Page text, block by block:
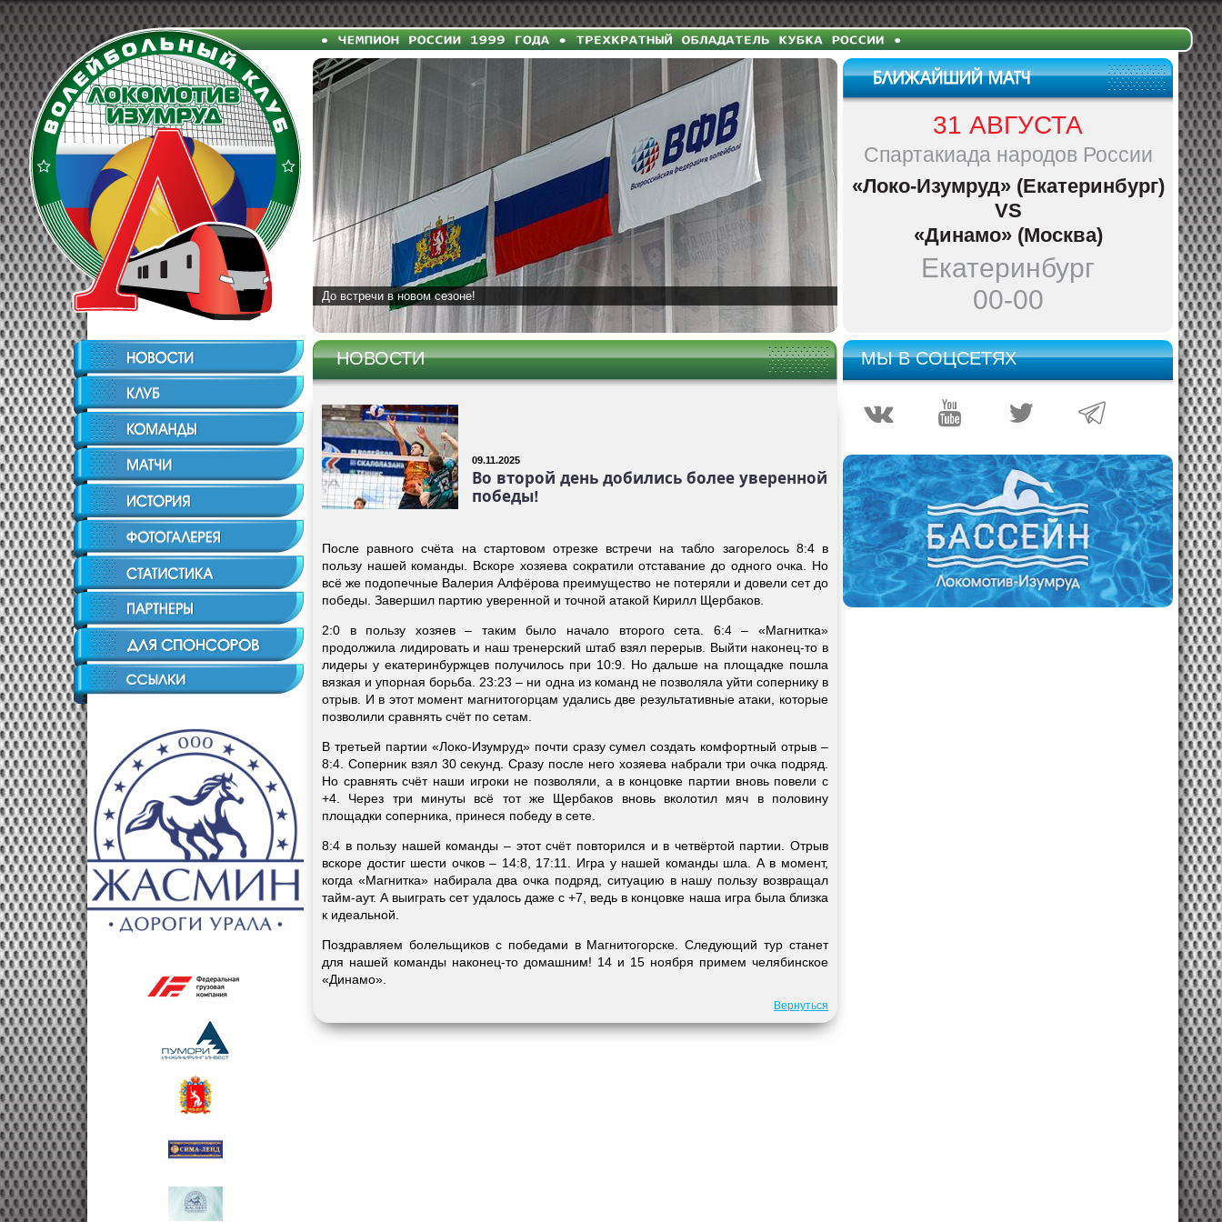
До встречи в новом сезоне!
31 АВГУСТА
Спартакиада народов России
«Локо-Изумруд» (Екатеринбург)
VS
«Динамо» (Москва)
Екатеринбург
00-00
НОВОСТИ
09.11.2025
Во второй день добились более уверенной
победы!
После равного счёта на стартовом отрезке встречи на табло загорелось 8:4 в
пользу нашей команды. Вскоре хозяева сократили отставание до одного очка. Но
всё же подопечные Валерия Алфёрова преимущество не потеряли и довели сет до
победы. Завершил партию уверенной и точной атакой Кирилл Щербаков.
2:0 в пользу хозяев – таким было начало второго сета. 6:4 – «Магнитка»
продолжила лидировать и наш тренерский штаб взял перерыв. Выйти наконец-то в
лидеры у екатеринбуржцев получилось при 10:9. Но дальше на площадке пошла
вязкая и упорная борьба. 23:23 – ни одна из команд не позволяла уйти сопернику в
отрыв. И в этот момент магнитогорцам удались две результативные атаки, которые
позволили сравнять счёт по сетам.
В третьей партии «Локо-Изумруд» почти сразу сумел создать комфортный отрыв –
8:4. Соперник взял 30 секунд. Сразу после него хозяева набрали три очка подряд.
Но сравнять счёт наши игроки не позволяли, а в концовке партии вновь повели с
+4. Через три минуты всё тот же Щербаков вновь вколотил мяч в половину
площадки соперника, принеся победу в сете.
8:4 в пользу нашей команды – этот счёт повторился и в четвёртой партии. Отрыв
вскоре достиг шести очков – 14:8, 17:11. Игра у нашей команды шла. А в момент,
когда «Магнитка» набирала два очка подряд, ситуацию в нашу пользу возвращал
тайм-аут. А выиграть сет удалось даже с +7, ведь в концовке наша игра была близка
к идеальной.
Поздравляем болельщиков с победами в Магнитогорске. Следующий тур станет
для нашей команды наконец-то домашним! 14 и 15 ноября примем челябинское
«Динамо».
Вернуться
МЫ В СОЦСЕТЯХ